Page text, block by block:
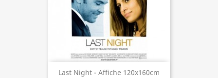
Last Night - Affiche 120x160cm